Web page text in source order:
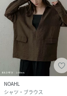
NOAHL
シャツ・ブラウス